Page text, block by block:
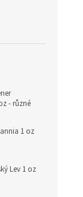
- různé
1 oz
Lev 1 oz